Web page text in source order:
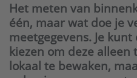
Het meten van
één, maar wat doe je
meetgegevens. Je
kiezen om deze alleen
lokaal te bewaken,